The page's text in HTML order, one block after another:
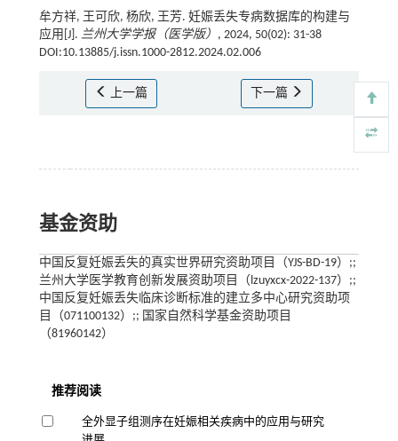
牟方祥, 王可欣, 杨欣, 王芳. 妊娠丢失专病数据库的构建与
应用[J]. 兰州大学学报（医学版） , 2024, 50(02): 31-38
DOI:10.13885/j.issn.1000-2812.2024.02.006
上一篇 下一篇
基金资助
中国反复妊娠丢失的真实世界研究资助项目（YJS-BD-19）;;
兰州大学医学教育创新发展资助项目（lzuyxcx-2022-137）;;
中国反复妊娠丢失临床诊断标准的建立多中心研究资助项
目（071100132）;; 国家自然科学基金资助项目
（81960142）